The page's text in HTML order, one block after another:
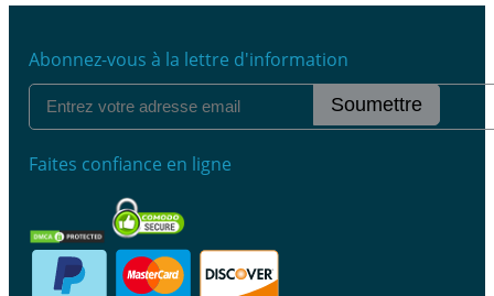
Abonnez-vous à la lettre d'information
Soumettre
Faites confiance en ligne